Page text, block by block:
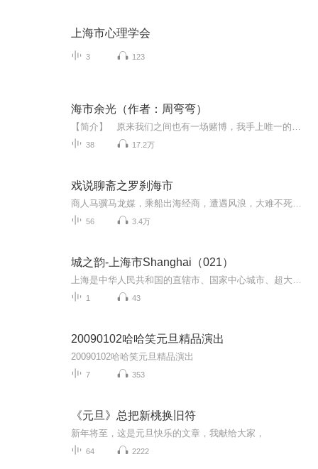
上海市心理学会
3 123
海市余光（作者：周弯弯）
38 17.2万
戏说聊斋之罗刹海市
56 3.4万
城之韵-上海市Shanghai（021）
1 43
20090102哈哈笑元旦精品演出
20090102哈哈笑元旦精品演出
7 353
《元旦》总把新桃换旧符
新年将至，这是元旦快乐的文章，我献给大家，
64 2222